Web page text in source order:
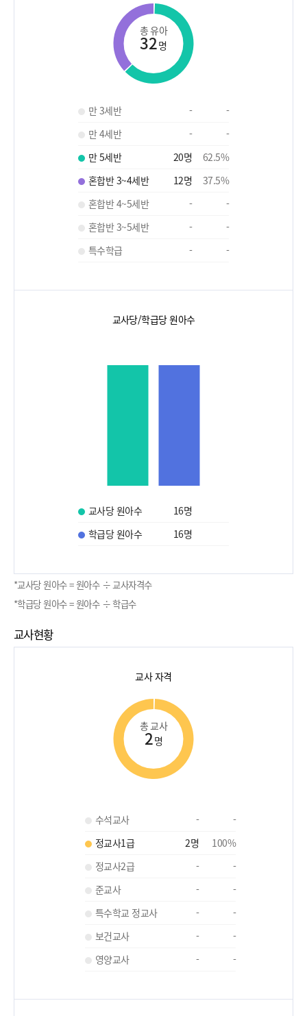
총 유아
32명
만 3세반 -
-
만 4세반
-
-
만 5세반
20명 62.5%
혼합반 3~4세반
12명 37.5%
혼합반 4~5세반
-
-
혼합반 3~5세반
-
-
특수학급
- -
교사당/학급당 원아수
교사당 원아수 16명
학급당 원아수
16명
*교사당 원아수 = 원아수 ÷ 교사자격수
*학급당 원아수 = 원아수 ÷ 학급수
교사현황
교사 자격
총 교사
2명
수석교사 -
-
정교사1급
2명 100%
정교사2급
-
-
준교사
-
-
특수학교 정교사
-
-
보건교사
-
-
영양교사
- -